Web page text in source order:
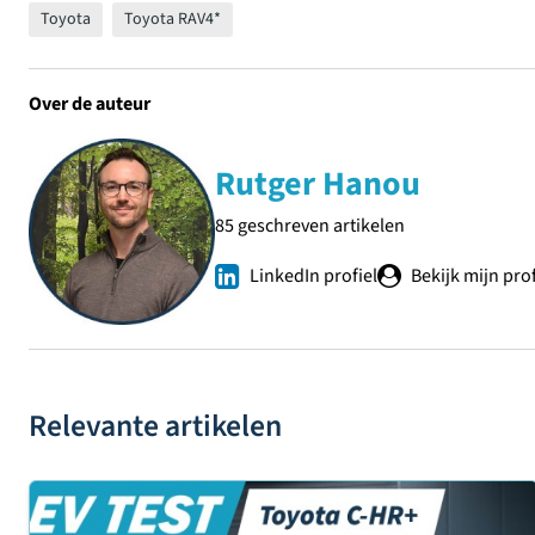
Toyota Toyota RAV4*
Over de auteur
Rutger Hanou
85 geschreven artikelen
LinkedIn profiel
Bekijk mijn
Relevante artikelen